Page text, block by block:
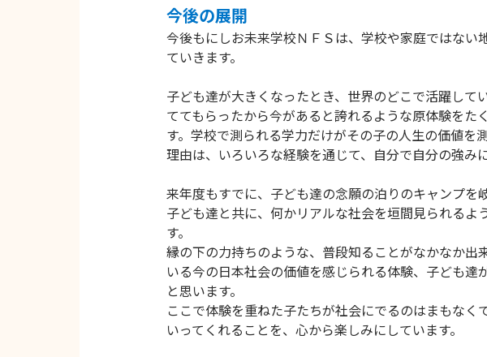
今後の展開
今後もにしお未来学校ＮＦＳは、学校や家庭ではな
ていきます。
子ども達が大きくなったとき、世界のどこで活躍し
ててもらったから今があると誇れるような原体験を
す。学校で測られる学力だけがその子の人生の価値
理由は、いろいろな経験を通じて、自分で自分の強み
来年度もすでに、子ども達の念願の泊りのキャンプ
子ども達と共に、何かリアルな社会を垣間見られる
す。
縁の下の力持ちのような、普段知ることがなかなか
いる今の日本社会の価値を感じられる体験、子ども
と思います。
ここで体験を重ねた子たちが社会にでるのはまもな
いってくれることを、心から楽しみにしています。